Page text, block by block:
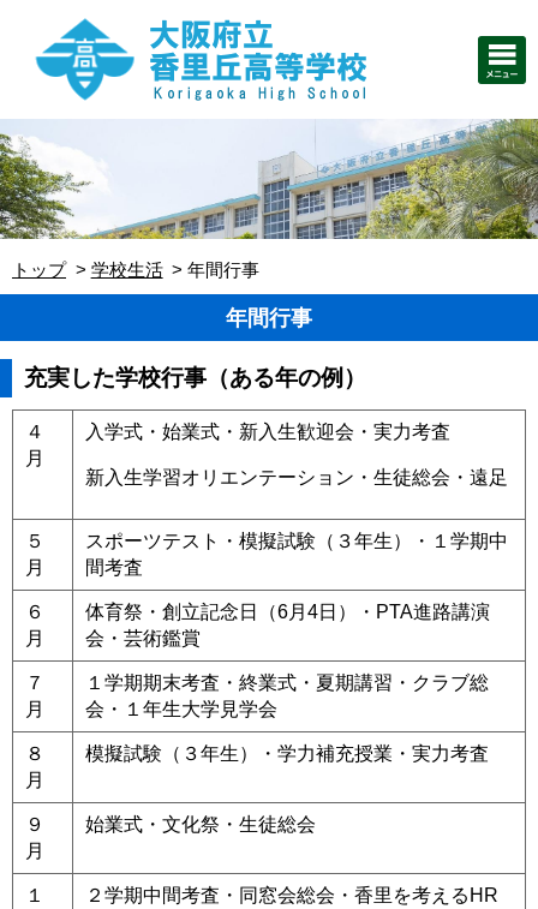
トップ 学校生活 年間行事
年間行事
充実した学校行事 （ある年の例）
４
月
入学式・始業式・新入生歓迎会・実力考査
新入生学習オリエンテーション・生徒総会・遠足
５
月
スポーツテスト・模擬試験（３年生）・１学期中
間考査
６
月
体育祭・創立記念日（6月4日）・PTA進路講演
会・芸術鑑賞
７
月
１学期期末考査・終業式・夏期講習・クラブ総
会・１年生大学見学会
８
月
模擬試験（３年生）・学力補充授業・実力考査
９
月
始業式・文化祭・生徒総会
１
２学期中間考査・同窓会総会・香里を考えるHR